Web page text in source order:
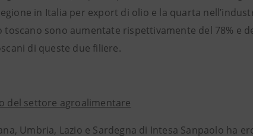
in Italia per export di olio e la quarta
sono aumentate rispettivamente del 78% e
di queste due filiere.
del settore agroalimentare
Umbria, Lazio e Sardegna di Intesa Sanpaolo ha